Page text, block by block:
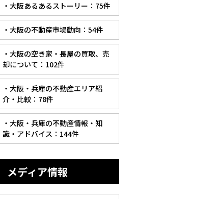
・大阪あるあるストーリー：75件
・大阪の不動産市場動向：54件
・大阪の空き家・長屋の買取、売
却について：102件
・大阪・兵庫の不動産エリア紹
介・比較：78件
・大阪・兵庫の不動産情報・知
識・アドバイス：144件
メディア情報